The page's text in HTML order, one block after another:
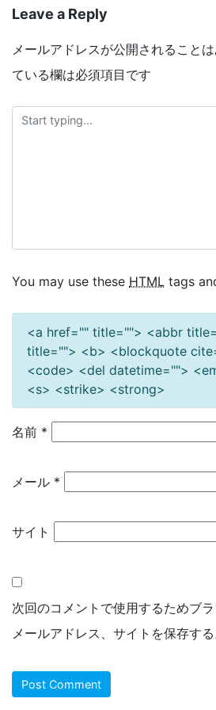
Leave a Reply
メールアドレスが公開されることは
ている欄は必須項目です
You may use these HTML tags
<a href="" title=""> <abbr
title=""> <b> <blockquote
<code> <del datetime="">
<s> <strike> <strong>
名前 *
メール *
サイト
次回のコメントで使用するためブラ
メールアドレス、サイトを保存する